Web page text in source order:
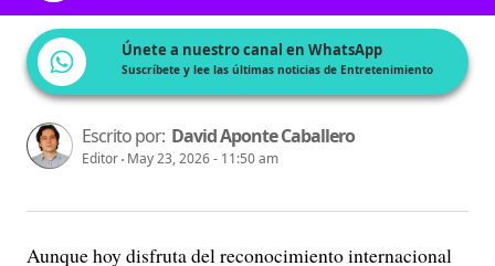
Únete a nuestro canal en WhatsApp
Suscríbete y lee las últimas noticias de Entretenimiento
Escrito por: David Aponte Caballero
Editor May 23, 2026 - 11:50 am
Aunque hoy disfruta del reconocimiento internacional